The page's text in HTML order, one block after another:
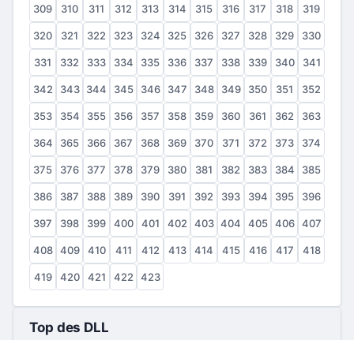
309 310 311 312 313 314 315 316 317 318 319
320 321 322 323 324 325 326 327 328 329 330
331 332 333 334 335 336 337 338 339 340 341
342 343 344 345 346 347 348 349 350 351 352
353 354 355 356 357 358 359 360 361 362 363
364 365 366 367 368 369 370 371 372 373 374
375 376 377 378 379 380 381 382 383 384 385
386 387 388 389 390 391 392 393 394 395 396
397 398 399 400 401 402 403 404 405 406 407
408 409 410 411 412 413 414 415 416 417 418
419 420 421 422 423
Top des DLL